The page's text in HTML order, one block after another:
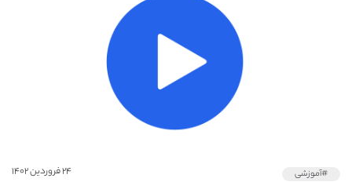
#آموزشی ۲۴ فروردین ۱۴۰۲